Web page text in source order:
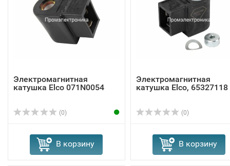
Электромагнитная
катушка Elco 071N0054
(0)
В корзину
Электромагнитная
катушка Elco, 65327118
(0)
В корзину